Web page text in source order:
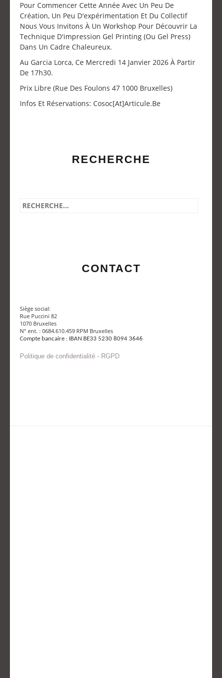
Pour Commencer Cette Année Avec Un Peu De
Création, Un Peu D'expérimentation Et Du Collectif
Nous Vous Invitons À Un Workshop Pour Découvrir La
Technique D'impression Gel Printing (ou Gel Press)
Dans Un Cadre Chaleureux.
Au Garcia Lorca, Ce Mercredi 14 Janvier 2026 À Partir
De 17h30.
Prix Libre (Rue Des Foulons 47 1000 Bruxelles)
Infos Et Réservations: Cosoc[at]articule.be
RECHERCHE
CONTACT
Siège social:
Rue Puccini 82
1070 Bruxelles
N° ent. : 0684.610.459 RPM Bruxelles
Compte bancaire : IBAN BE33 5230 8094 3646
Politique de confidentialité - RGPD